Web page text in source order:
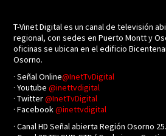
T-Vinet Digital es un canal de televisión
regional, con sedes en Puerto Montt y
oficinas se ubican en el edificio
Osorno.
· Señal Online@InetTvDigital
· Youtube@inettvdigital
· Twitter@InetTvDigital
· Facebook@inettvdigital
· Canal HD Señal abierta Región Osorno